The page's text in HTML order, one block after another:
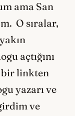
ama San
O sıralar,
açtığını
bir linkten
yazarı ve
ve